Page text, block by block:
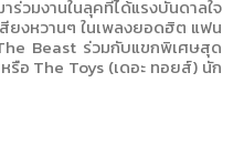
ร่วมงานในลุคที่ได้แรงบันดาลใจ
ยงหวานๆ ในเพลงยอดฮิต แฟน
Beast ร่วมกับแขกพิเศษสุด
รือ The Toys (เดอะ ทอยส์) นัก